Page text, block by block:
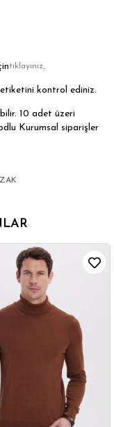
tıklayınız.
kontrol ediniz.
10 adet üzeri
Kurumsal siparişler